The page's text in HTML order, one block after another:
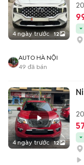
4 ngày trước 12
AUTO HÀ NỘI
49 đã bán
4 ngày trước 12